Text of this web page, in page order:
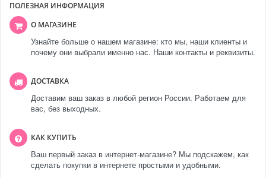
ПОЛЕЗНАЯ ИНФОРМАЦИЯ
О МАГАЗИНЕ
Узнайте больше о нашем магазине: кто мы, наши клиенты и
почему они выбрали именно нас. Наши контакты и реквизиты.
ДОСТАВКА
Доставим ваш заказ в любой регион России. Работаем для
вас, без выходных.
КАК КУПИТЬ
Ваш первый заказ в интернет-магазине? Мы подскажем, как
сделать покупки в интернете простыми и удобными.